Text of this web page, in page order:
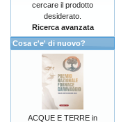
cercare il prodotto
desiderato.
Ricerca avanzata
Cosa c'e' di nuovo?
ACQUE E TERRE in